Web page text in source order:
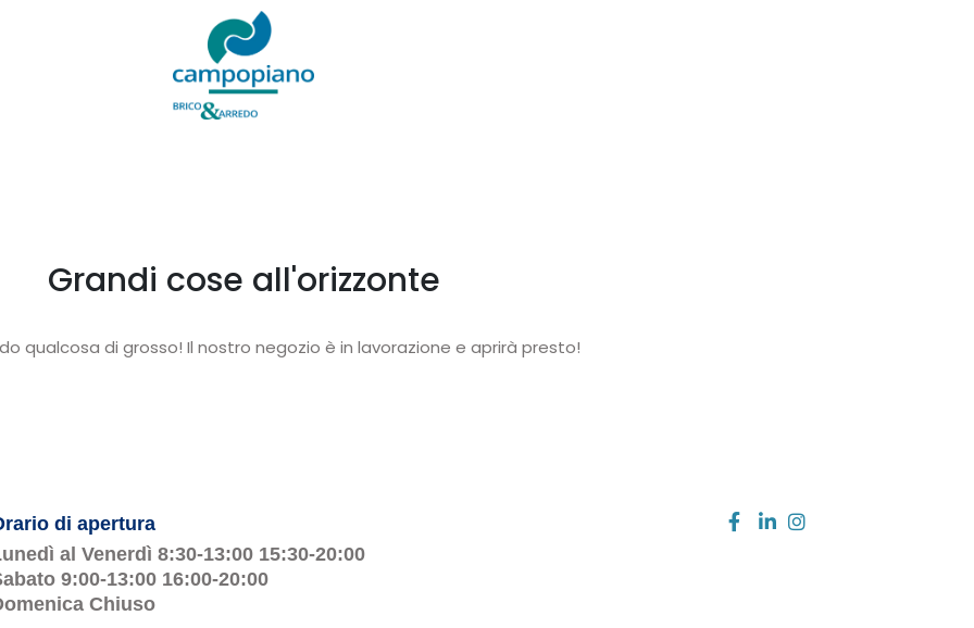
Grandi cose all'orizzonte
qualcosa di grosso! Il nostro negozio è in lavorazione e aprirà presto!
di apertura
al Venerdì 8:30-13:00 15:30-20:00
9:00-13:00 16:00-20:00
Chiuso